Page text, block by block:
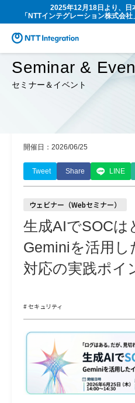
2025年12月18日より、日
「NTTインテグレーション株式会
Seminar &
セミナー＆イベント
開催日：2026/06/25
Tweet Share LINE
ウェビナー（Webセミナー）
生成AIでSOCは
Geminiを活用し
対応の実践ポイ
# セキュリティ